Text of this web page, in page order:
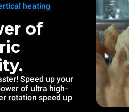
heating
of
Speed up your
of ultra high-
rotation speed up